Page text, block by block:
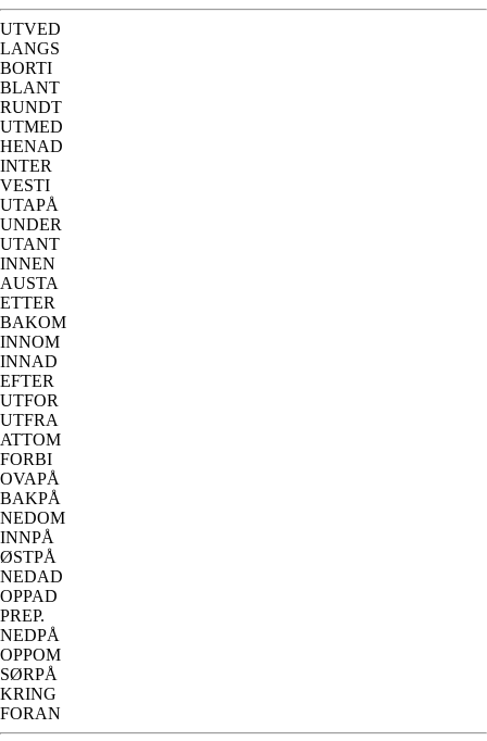
UTVED
LANGS
BORTI
BLANT
RUNDT
UTMED
HENAD
INTER
VESTI
UTAPÅ
UNDER
UTANT
INNEN
AUSTA
ETTER
BAKOM
INNOM
INNAD
EFTER
UTFOR
UTFRA
ATTOM
FORBI
OVAPÅ
BAKPÅ
NEDOM
INNPÅ
ØSTPÅ
NEDAD
OPPAD
PREP.
NEDPÅ
OPPOM
SØRPÅ
KRING
FORAN